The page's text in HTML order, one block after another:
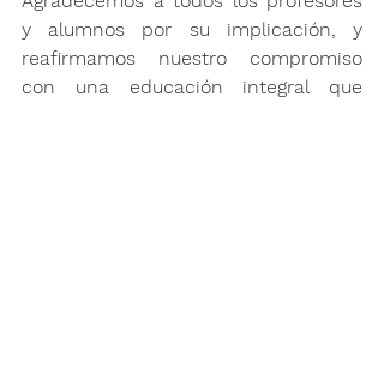
y alumnos por su implicación, y
reafirmamos nuestro compromiso
con una educación integral que